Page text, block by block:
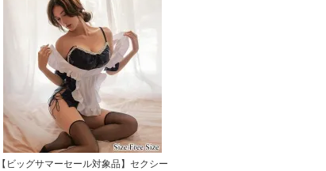
【ビッグサマーセール対象品】セクシー